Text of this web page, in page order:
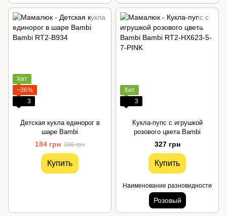
Хит
−36%
3
Детская кукла единорог в
шаре Bambi
184 грн 286 грн
Купить
Хит
3
Кукла-пупс с игрушкой
розового цвета Bambi
327 грн
Купить
Наименование разновидности
Розовый